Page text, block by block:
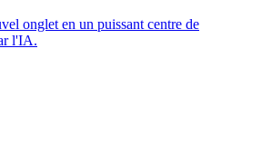
onglet en un puissant centre de
l'IA.